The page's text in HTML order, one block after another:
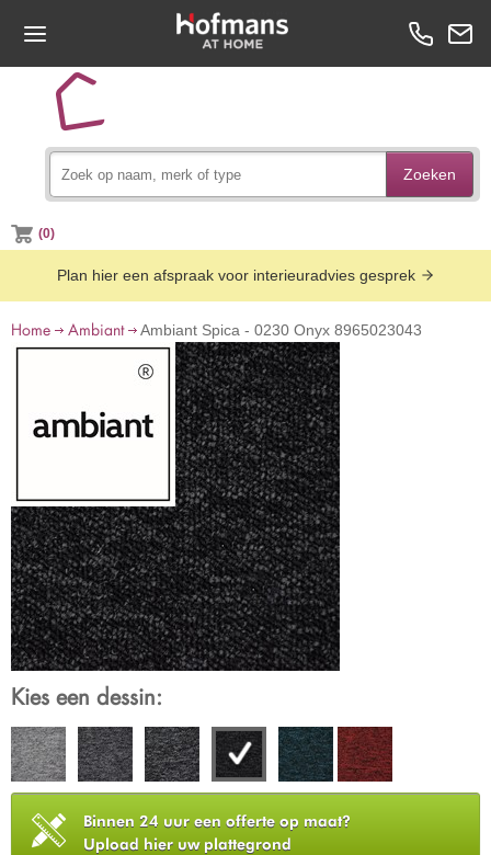
Zoeken
(0)
Plan hier een afspraak voor interieuradvies gesprek
Home Ambiant Ambiant Spica - 0230 Onyx 8965023043
Kies een dessin:
Binnen 24 uur een offerte op maat?
Upload hier uw plattegrond